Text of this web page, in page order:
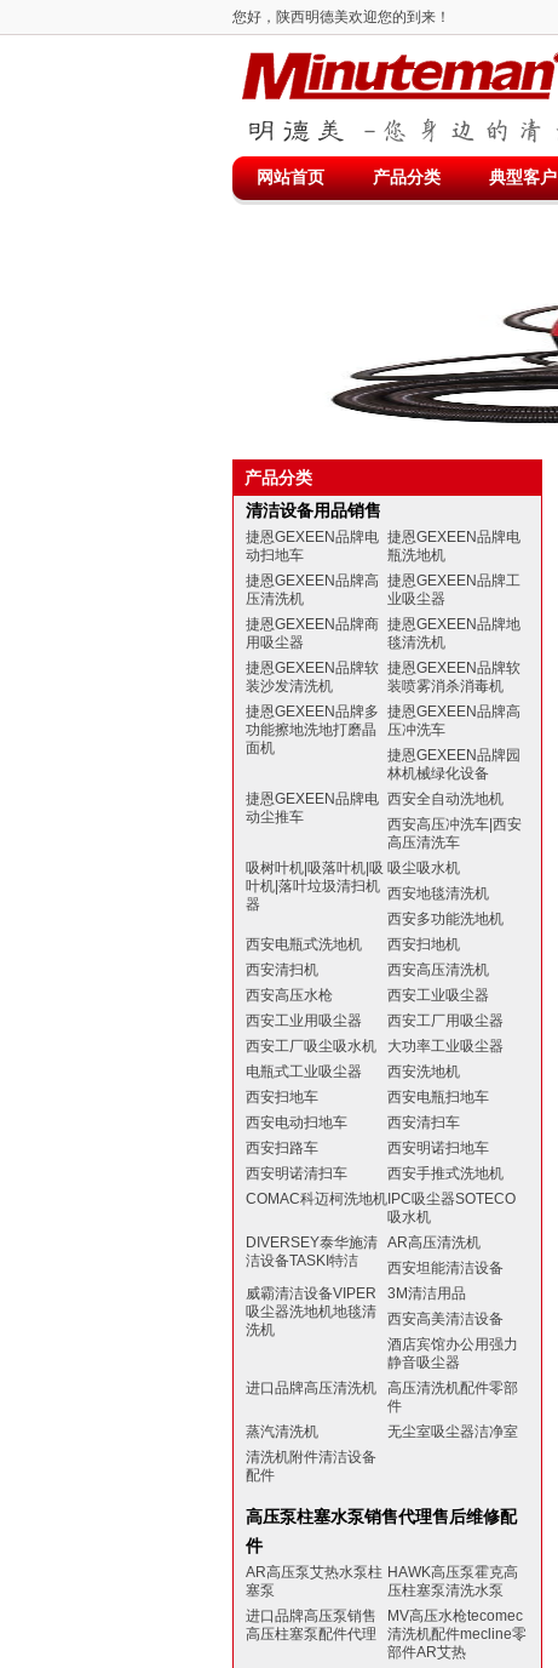
您好，陕西明德美欢迎您的到来！
网站首页 产品分类 典型客户
产品分类
清洁设备用品销售
捷恩GEXEEN品牌电
动扫地车
捷恩GEXEEN品牌电
瓶洗地机
捷恩GEXEEN品牌高
压清洗机
捷恩GEXEEN品牌工
业吸尘器
捷恩GEXEEN品牌商
用吸尘器
捷恩GEXEEN品牌地
毯清洗机
捷恩GEXEEN品牌软
装沙发清洗机
捷恩GEXEEN品牌软
装喷雾消杀消毒机
捷恩GEXEEN品牌多
功能擦地洗地打磨晶
面机
捷恩GEXEEN品牌高
压冲洗车
捷恩GEXEEN品牌园
林机械绿化设备
捷恩GEXEEN品牌电
动尘推车
西安全自动洗地机
西安高压冲洗车|西安
高压清洗车
吸树叶机|吸落叶机|吸
叶机|落叶垃圾清扫机
器
吸尘吸水机
西安地毯清洗机
西安多功能洗地机
西安电瓶式洗地机
西安扫地机
西安清扫机
西安高压清洗机
西安高压水枪
西安工业吸尘器
西安工业用吸尘器
西安工厂用吸尘器
西安工厂吸尘吸水机
大功率工业吸尘器
电瓶式工业吸尘器
西安洗地机
西安扫地车
西安电瓶扫地车
西安电动扫地车
西安清扫车
西安扫路车
西安明诺扫地车
西安明诺清扫车
西安手推式洗地机
COMAC科迈柯洗地机 IPC吸尘器SOTECO
吸水机
DIVERSEY泰华施清
洁设备TASKI特洁
AR高压清洗机
西安坦能清洁设备
威霸清洁设备VIPER
吸尘器洗地机地毯清
洗机
3M清洁用品
西安高美清洁设备
酒店宾馆办公用强力
静音吸尘器
进口品牌高压清洗机
高压清洗机配件零部
件
蒸汽清洗机
无尘室吸尘器洁净室
清洗机附件清洁设备
配件
高压泵柱塞水泵销售代理售后维修配
件
AR高压泵艾热水泵柱
塞泵
HAWK高压泵霍克高
压柱塞泵清洗水泵
进口品牌高压泵销售
高压柱塞泵配件代理
MV高压水枪tecomec
清洗机配件mecline零
部件AR艾热